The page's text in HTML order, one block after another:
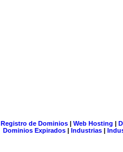
Registro de Dominios| Web Hosting |
Dominios Expirados | Industrias |